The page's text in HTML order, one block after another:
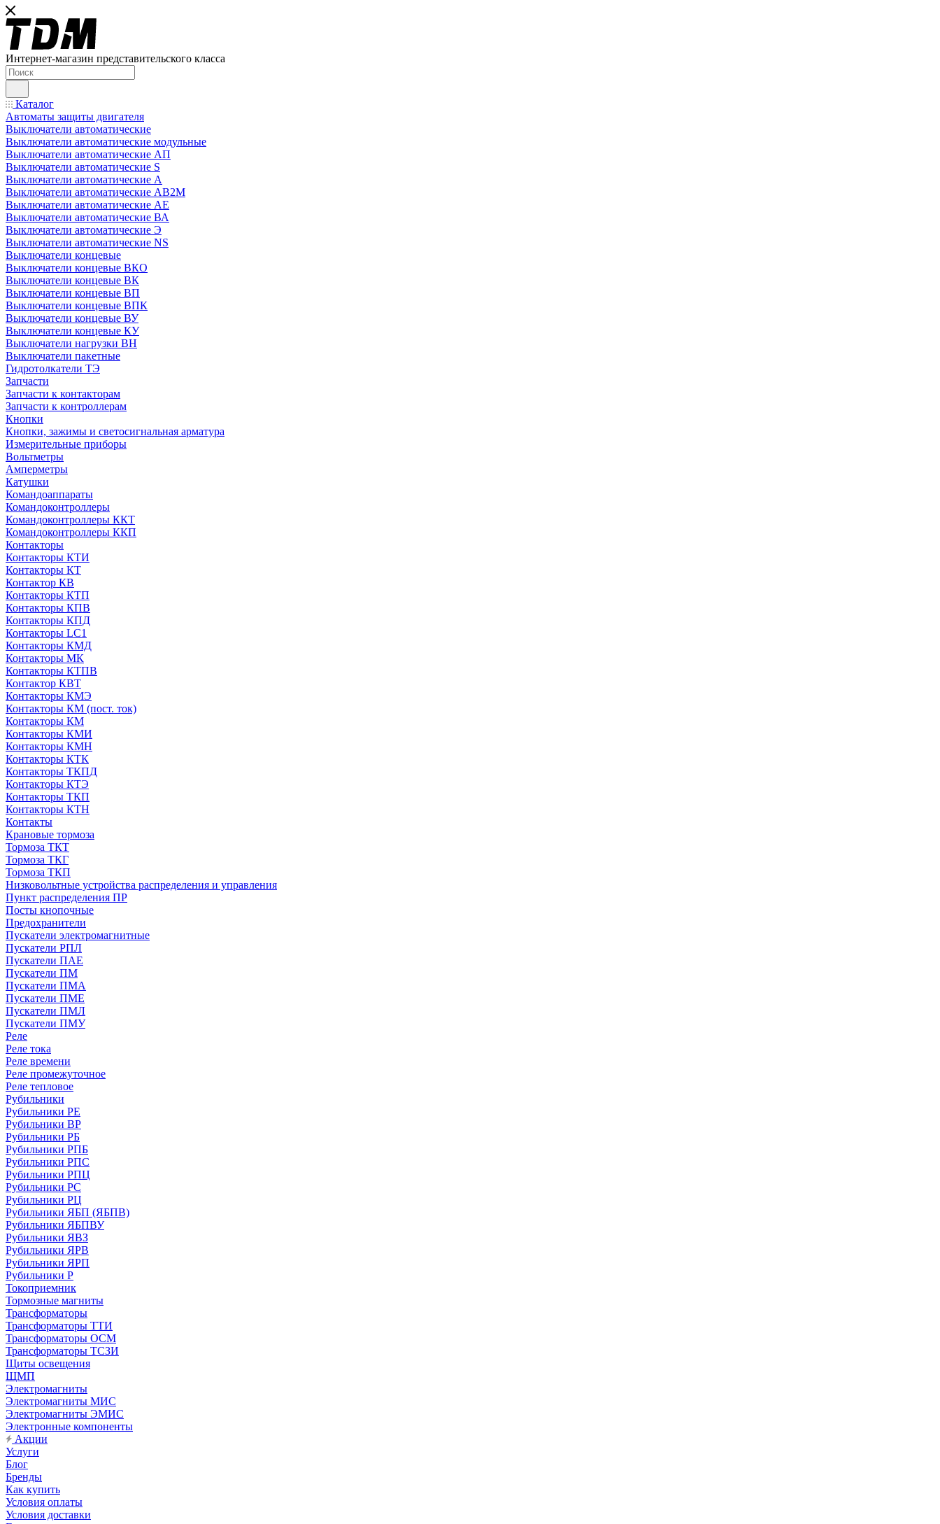
Интернет-магазин представительского класса
Каталог
Автоматы защиты двигателя
Выключатели автоматические
Выключатели автоматические модульные
Выключатели автоматические АП
Выключатели автоматические S
Выключатели автоматические А
Выключатели автоматические АВ2М
Выключатели автоматические АЕ
Выключатели автоматические ВА
Выключатели автоматические Э
Выключатели автоматические NS
Выключатели концевые
Выключатели концевые ВКО
Выключатели концевые ВК
Выключатели концевые ВП
Выключатели концевые ВПК
Выключатели концевые ВУ
Выключатели концевые КУ
Выключатели нагрузки ВН
Выключатели пакетные
Гидротолкатели ТЭ
Запчасти
Запчасти к контакторам
Запчасти к контроллерам
Кнопки
Кнопки, зажимы и светосигнальная арматура
Измерительные приборы
Вольтметры
Амперметры
Катушки
Командоаппараты
Командоконтроллеры
Командоконтроллеры ККТ
Командоконтроллеры ККП
Контакторы
Контакторы КТИ
Контакторы КТ
Контактор КВ
Контакторы КТП
Контакторы КПВ
Контакторы КПД
Контакторы LC1
Контакторы КМД
Контакторы МК
Контакторы КТПВ
Контактор КВТ
Контакторы КМЭ
Контакторы КМ (пост. ток)
Контакторы КМ
Контакторы КМИ
Контакторы КМН
Контакторы КТК
Контакторы ТКПД
Контакторы КТЭ
Контакторы ТКП
Контакторы КТН
Контакты
Крановые тормоза
Тормоза ТКТ
Тормоза ТКГ
Тормоза ТКП
Низковольтные устройства распределения и управления
Пункт распределения ПР
Посты кнопочные
Предохранители
Пускатели электромагнитные
Пускатели РПЛ
Пускатели ПАЕ
Пускатели ПМ
Пускатели ПМА
Пускатели ПМЕ
Пускатели ПМЛ
Пускатели ПМУ
Реле
Реле тока
Реле времени
Реле промежуточное
Реле тепловое
Рубильники
Рубильники РЕ
Рубильники ВР
Рубильники РБ
Рубильники РПБ
Рубильники РПС
Рубильники РПЦ
Рубильники РС
Рубильники РЦ
Рубильники ЯБП (ЯБПВ)
Рубильники ЯБПВУ
Рубильники ЯВЗ
Рубильники ЯРВ
Рубильники ЯРП
Рубильники Р
Токоприемник
Тормозные магниты
Трансформаторы
Трансформаторы ТТИ
Трансформаторы ОСМ
Трансформаторы ТСЗИ
Щиты освещения
ЩМП
Электромагниты
Электромагниты МИС
Электромагниты ЭМИС
Электронные компоненты
Акции
Услуги
Блог
Бренды
Как купить
Условия оплаты
Условия доставки